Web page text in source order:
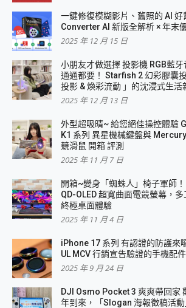
一鍵修復模糊影片、舊照的 AI
Converter AI 新版全解析 × 年末
2025 年 12 月 15 日
小朋友才做選擇 投影機 RGB藍
通通都要！ Starfish 2 幻彩膠囊
投影 & 煥彩流動 」的沈浸式生活
2025 年 12 月 13 日
外型超吸晴~ 給您絕佳操控體驗
K1 系列 異星機械鍵盤與
競滑鼠 開箱 評測
2025 年 11 月 7 日
開箱~變身「蜘蛛人」椅子軍師
QD-OLED 超寬曲面電競螢幕，
終極桌面體驗
2025 年 11 月 4 日
iPhone 17 系列 有認證的防護來
UL MCV 行銷宣告驗證的手機配
2025 年 9 月 24 日
DJI Osmo Pocket 3 爽爽帶回家
年到來，「Slogan 海報徵稿活